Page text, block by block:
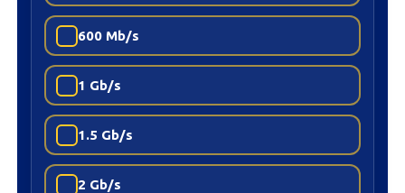
600 Mb/s
1 Gb/s
1.5 Gb/s
2 Gb/s